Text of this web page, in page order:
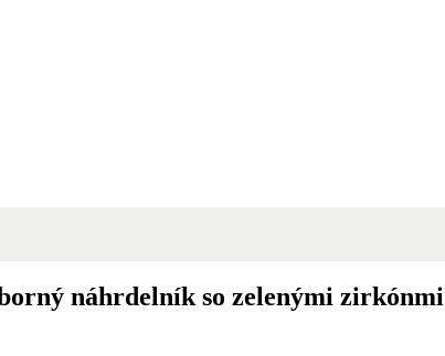
náhrdelník so zelenými zirkónmi